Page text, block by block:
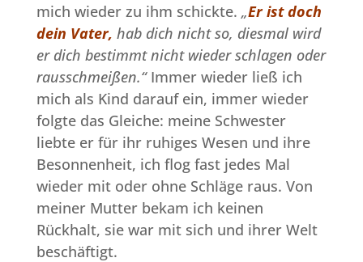
mich wieder zu ihm schickte. „Er ist doch
dein Vater, hab dich nicht so, diesmal wird
er dich bestimmt nicht wieder schlagen oder
rausschmeißen.“Immer wieder ließ ich
mich als Kind darauf ein, immer wieder
folgte das Gleiche: meine Schwester
liebte er für ihr ruhiges Wesen und ihre
Besonnenheit, ich flog fast jedes Mal
wieder mit oder ohne Schläge raus. Von
meiner Mutter bekam ich keinen
Rückhalt, sie war mit sich und ihrer Welt
beschäftigt.